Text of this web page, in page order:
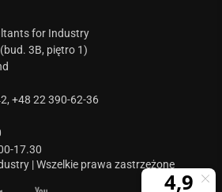
for Industry
3B, piętro 1)
+48 22 390-62-36
17.30
| Wszelkie prawa zastrzeżone